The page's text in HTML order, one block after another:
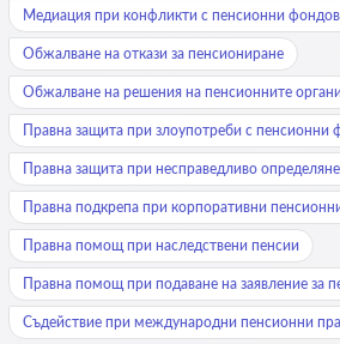
Медиация при конфликти с пенсионни
Обжалване на откази за пенсиониране
Обжалване на решения на пенсионните органи
Правна защита при злоупотреби с пенсионни
Правна защита при несправедливо
Правна подкрепа при корпоративни
Правна помощ при наследствени пенсии
Правна помощ при подаване на заявление за
Съдействие при международни пенсионни